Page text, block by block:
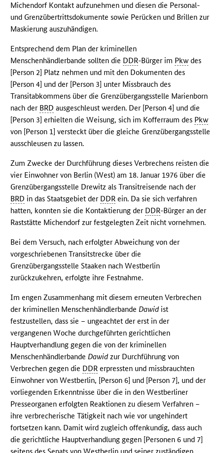
Michendorf Kontakt aufzunehmen und diesen die Personal-
und Grenzübertrittsdokumente sowie Perücken und Brillen zur
Maskierung auszuhändigen.
Entsprechend dem Plan der kriminellen
Menschenhändlerbande sollten die DDR-Bürger im Pkw des
[Person 2] Platz nehmen und mit den Dokumenten des
[Person 4] und der [Person 3] unter Missbrauch des
Transitabkommens über die Grenzübergangsstelle Marienborn
nach der BRD ausgeschleust werden. Der [Person 4] und die
[Person 3] erhielten die Weisung, sich im Kofferraum des Pkw
von [Person 1] versteckt über die gleiche Grenzübergangsstelle
ausschleusen zu lassen.
Zum Zwecke der Durchführung dieses Verbrechens reisten die
vier Einwohner von Berlin (West) am 18. Januar 1976 über die
Grenzübergangsstelle Drewitz als Transitreisende nach der
BRD in das Staatsgebiet der DDR ein. Da sie sich verfahren
hatten, konnten sie die Kontaktierung der DDR-Bürger an der
Raststätte Michendorf zur festgelegten Zeit nicht vornehmen.
Bei dem Versuch, nach erfolgter Abweichung von der
vorgeschriebenen Transitstrecke über die
Grenzübergangsstelle Staaken nach Westberlin
zurückzukehren, erfolgte ihre Festnahme.
Im engen Zusammenhang mit diesem erneuten Verbrechen
der kriminellen MenschenhändlerbandeDawid ist
festzustellen, dass sie – ungeachtet der erst in der
vergangenen Woche durchgeführten gerichtlichen
Hauptverhandlung gegen die von der kriminellen
MenschenhändlerbandeDawid zur Durchführung von
Verbrechen gegen die DDR erpressten und missbrauchten
Einwohner von Westberlin, [Person 6] und [Person 7], und der
vorliegenden Erkenntnisse über die in den Westberliner
Presseorganen erfolgten Reaktionen zu diesem Verfahren –
ihre verbrecherische Tätigkeit nach wie vor ungehindert
fortsetzen kann. Damit wird zugleich offenkundig, dass auch
die gerichtliche Hauptverhandlung gegen [Personen 6 und 7]